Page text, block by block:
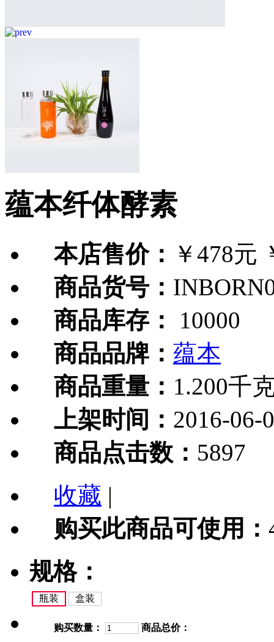
蕴本纤体酵素
本店售价： ￥478元
商品货号：
商品库存：
10000
商品品牌： 蕴本
商品重量： 1.200千
上架时间： 2016-06-
商品点击数： 5897
收藏 |
购买此商品可使用：
规格：
瓶装 盒装
购买数量： 商品总价：